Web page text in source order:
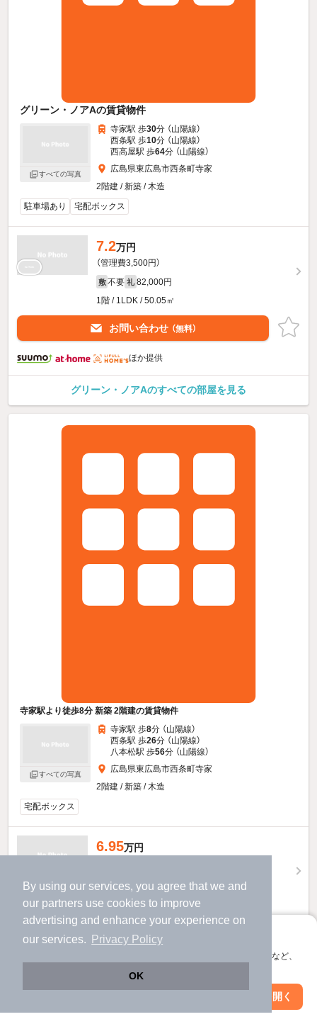
By using our services, you agree that we and
our partners use cookies to improve
advertising and enhance your experience on
our services.
Privacy Policy
OK
アプリに切り替えて、サクサクお部屋探し
会員登録なしですぐ使える。マップ検索やお気に入り保存など、
アプリを開く
グリーン・ノアAの賃貸物件
すべての写真
寺家駅 歩30分 （山陽線）
西条駅 歩10分 （山陽線）
西高屋駅 歩64分 （山陽線）
広島県東広島市西条町寺家
2階建 / 新築 / 木造
駐車場あり
宅配ボックス
7.2万円
（管理費3,500円）
敷 不要 礼 82,000円
1階 / 1LDK / 50.05㎡
お問い合わせ （無料）
ほか提供
グリーン・ノアAのすべての部屋を見る
寺家駅より徒歩8分 新築 2階建の賃貸物件
すべての写真
寺家駅 歩8分 （山陽線）
西条駅 歩26分 （山陽線）
八本松駅 歩56分 （山陽線）
広島県東広島市西条町寺家
2階建 / 新築 / 木造
宅配ボックス
6.95万円
不要
79,500円
1階 / 1LDK / 50.05㎡
お問い合わせ （無料）
絞り込み条件を変更